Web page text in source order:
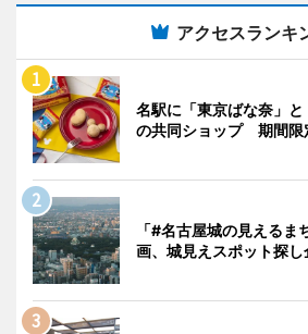
アクセスランキ
名駅に「東京ばな奈」
の共同ショップ 期間限
「#名古屋城の見える
画、城見えスポット探し